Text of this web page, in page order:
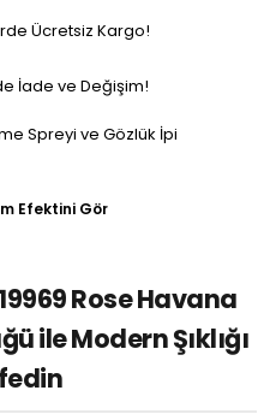
Ücretsiz Kargo!
İade ve Değişim!
Spreyi ve Gözlük İpi
Efektini Gör
Rose Havana
ile Modern Şıklığı